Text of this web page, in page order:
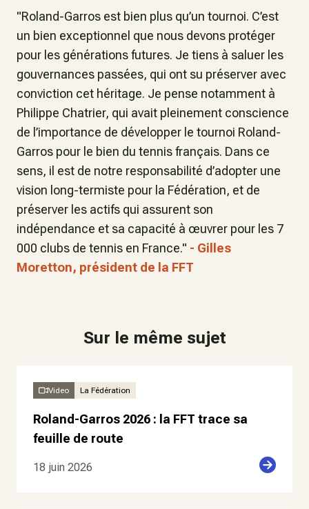
"Roland-Garros est bien plus qu’un tournoi. C’est
un bien exceptionnel que nous devons protéger
pour les générations futures. Je tiens à saluer les
gouvernances passées, qui ont su préserver avec
conviction cet héritage. Je pense notamment à
Philippe Chatrier, qui avait pleinement conscience
de l’importance de développer le tournoi Roland-
Garros pour le bien du tennis français. Dans ce
sens, il est de notre responsabilité d’adopter une
vision long-termiste pour la Fédération, et de
préserver les actifs qui assurent son
indépendance et sa capacité à œuvrer pour les 7
000 clubs de tennis en France." - Gilles
Moretton, président de la FFT
Sur le même sujet
Video La Fédération
Roland-Garros 2026 : la FFT trace sa
feuille de route
18 juin 2026